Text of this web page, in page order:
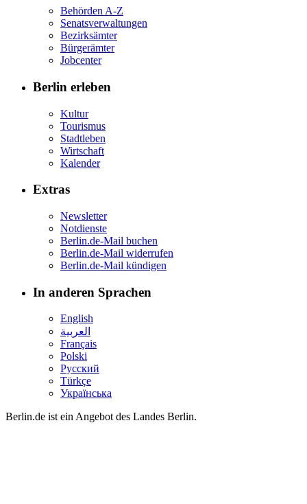
Behörden A-Z
Senatsverwaltungen
Bezirksämter
Bürgerämter
Jobcenter
Berlin erleben
Kultur
Tourismus
Stadtleben
Wirtschaft
Kalender
Extras
Newsletter
Notdienste
Berlin.de-Mail buchen
Berlin.de-Mail widerrufen
Berlin.de-Mail kündigen
In anderen Sprachen
English
العربية
Français
Polski
Русский
Türkçe
Українська
Berlin.de ist ein Angebot des Landes Berlin.